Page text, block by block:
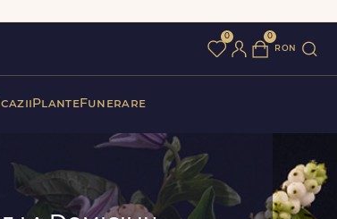
0 0
ron
PlanteFunerare